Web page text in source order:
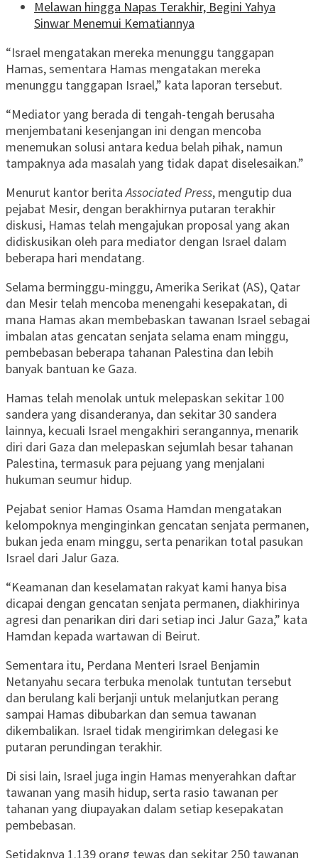
Melawan hingga Napas Terakhir, Begini Yahya
Sinwar Menemui Kematiannya
“Israel mengatakan mereka menunggu tanggapan
Hamas, sementara Hamas mengatakan mereka
menunggu tanggapan Israel,” kata laporan tersebut.
“Mediator yang berada di tengah-tengah berusaha
menjembatani kesenjangan ini dengan mencoba
menemukan solusi antara kedua belah pihak, namun
tampaknya ada masalah yang tidak dapat diselesaikan.”
Menurut kantor beritaAssociated Press, mengutip dua
pejabat Mesir, dengan berakhirnya putaran terakhir
diskusi, Hamas telah mengajukan proposal yang akan
didiskusikan oleh para mediator dengan Israel dalam
beberapa hari mendatang.
Selama berminggu-minggu, Amerika Serikat (AS), Qatar
dan Mesir telah mencoba menengahi kesepakatan, di
mana Hamas akan membebaskan tawanan Israel sebagai
imbalan atas gencatan senjata selama enam minggu,
pembebasan beberapa tahanan Palestina dan lebih
banyak bantuan ke Gaza.
Hamas telah menolak untuk melepaskan sekitar 100
sandera yang disanderanya, dan sekitar 30 sandera
lainnya, kecuali Israel mengakhiri serangannya, menarik
diri dari Gaza dan melepaskan sejumlah besar tahanan
Palestina, termasuk para pejuang yang menjalani
hukuman seumur hidup.
Pejabat senior Hamas Osama Hamdan mengatakan
kelompoknya menginginkan gencatan senjata permanen,
bukan jeda enam minggu, serta penarikan total pasukan
Israel dari Jalur Gaza.
“Keamanan dan keselamatan rakyat kami hanya bisa
dicapai dengan gencatan senjata permanen, diakhirinya
agresi dan penarikan diri dari setiap inci Jalur Gaza,” kata
Hamdan kepada wartawan di Beirut.
Sementara itu, Perdana Menteri Israel Benjamin
Netanyahu secara terbuka menolak tuntutan tersebut
dan berulang kali berjanji untuk melanjutkan perang
sampai Hamas dibubarkan dan semua tawanan
dikembalikan. Israel tidak mengirimkan delegasi ke
putaran perundingan terakhir.
Di sisi lain, Israel juga ingin Hamas menyerahkan daftar
tawanan yang masih hidup, serta rasio tawanan per
tahanan yang diupayakan dalam setiap kesepakatan
pembebasan.
Setidaknya 1.139 orang tewas dan sekitar 250 tawanan